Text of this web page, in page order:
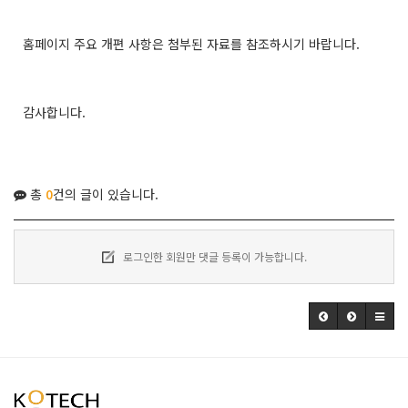
홈페이지 주요 개편 사항은 첨부된 자료를 참조하시기 바랍니다.
감사합니다.
총 0건의 글이 있습니다.
로그인한 회원만 댓글 등록이 가능합니다.